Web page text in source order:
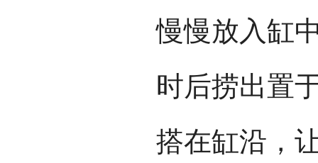
慢慢放入缸
时后捞出置
搭在缸沿，